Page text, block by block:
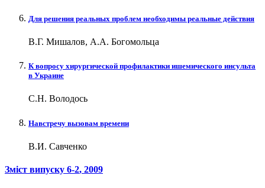
Для решения реальных проблем необходимы реальные действия
В.Г. Мишалов, А.А. Богомольца
К вопросу хирургической профилактики ишемического инсульта
в Украине
С.Н. Володось
Навстречу вызовам времени
В.И. Савченко
Зміст випуску 6-2, 2009